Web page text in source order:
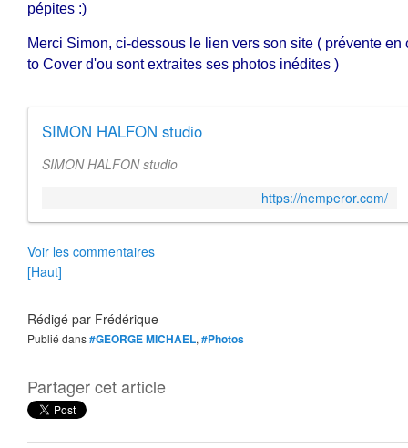
pépites :)
Merci Simon, ci-dessous le lien vers son site ( prévente
to Cover d'ou sont extraites ses photos inédites )
SIMON HALFON studio
SIMON HALFON studio
https://nemperor.com/
Voir les commentaires
[Haut]
Rédigé par Frédérique
Publié dans#GEORGE MICHAEL, #Photos
Partager cet article